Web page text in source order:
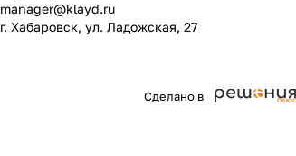
manager@klayd.ru
г. Хабаровск, ул. Ладожская, 27
Сделано в